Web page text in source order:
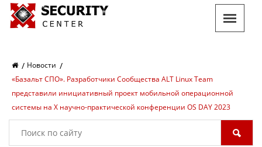
Новости
«Базальт СПО». Разработчики Cообщества ALT Linux Team
представили инициативный проект мобильной операционной
системы на Х научно-практической конференции OS DAY 2023